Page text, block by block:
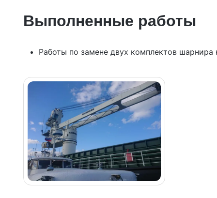
Выполненные работы
Работы по замене двух комплектов шарнира